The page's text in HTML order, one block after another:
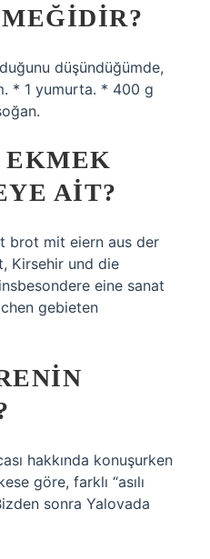
düşündüğümde,
* 1 yumurta. * 400 g
AIT?
brot mit eiern aus der
Kirsehir und die
eine sanat
gebieten
hakkında konuşurken
göre, farklı “asılı
sonra Yalovada